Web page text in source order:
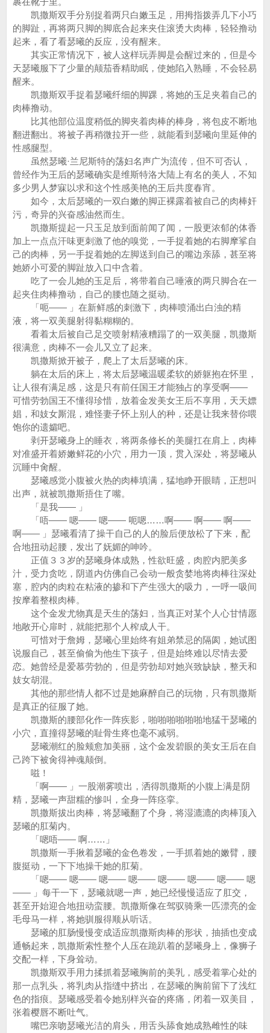
凯撒斯双手分别捉着两只白嫩玉足，用拇指拨弄几下小巧
的脚趾，再将两只脚的脚底合起来夹住滚烫大肉棒，轻轻撸动
起来，看了看瑟曦的反应，没有醒来。
其实正常情况下，被人这样玩弄脚是会醒过来的，但是今
天瑟曦服下了少量的颠茄香精助眠，使她陷入熟睡，不会轻易
醒来。
凯撒斯双手捉着瑟曦纤细的脚踝，将她的玉足夹着自己的
肉棒撸动。
比其他部位温度稍低的脚夹着肉棒的棒身，将包皮不断地
翻进翻出。将被子再稍微拉开一些，就能看到瑟曦向里延伸的
性感腿型。
虽然瑟曦·兰尼斯特的荡妇名声广为流传，但不可否认，
曾经作为王后的瑟曦确实是维斯特洛大陆上有名的美人，不知
多少男人梦寐以求和这个性感美艳的王后共度春宵。
如今，太后瑟曦的一双白嫩的脚正裸露着被自己的肉棒奸
污，奇异的兴奋感油然而生。
凯撒斯提起一只玉足放到面前闻了闻，一股更浓郁的体香
加上一点点汗味更刺激了他的嗅觉，一手捉着她的右脚摩挲自
己的肉棒，另一手捉着她的左脚送到自己的嘴边亲舔，甚至将
她娇小可爱的脚趾放入口中含着。
吃了一会儿她的玉足后，将带着自己唾液的两只脚合在一
起夹住肉棒撸动，自己的腰也随之挺动。
「呃—— 」在新鲜感的刺激下，肉棒喷涌出白浊的精
液，将一双美腿射得黏糊糊的。
看着太后被自己足交喷射精液糟蹋了的一双美腿，凯撒斯
很满意，肉棒不一会儿又立了起来。
凯撒斯掀开被子，爬上了太后瑟曦的床。
躺在太后的床上，将太后瑟曦温暖柔软的娇躯抱在怀里，
让人很有满足感，这是只有前任国王才能独占的享受啊——
可惜劳勃国王不懂得珍惜，放着金发美女王后不享用，天天嫖
娼，和妓女厮混，难怪妻子怀上别人的种，还是让我来替你喂
饱你的遗孀吧。
剥开瑟曦身上的睡衣，将两条修长的美腿扛在肩上，肉棒
对准盛开着娇嫩鲜花的小穴，用力一顶，贯入深处，将瑟曦从
沉睡中肏醒。
瑟曦感觉小腹被火热的肉棒填满，猛地睁开眼睛，正想叫
出声，就被凯撒斯捂住了嘴。
「是我—— 」
「唔—— 嗯—— 嗯—— 呃嗯……啊—— 啊—— 啊——
啊—— 」瑟曦看清了操干自己的人的脸后便放松了下来，配
合地扭动起腰，发出了妩媚的呻吟。
正值３３岁的瑟曦身体成熟，性欲旺盛，肉腔内肥美多
汁，受力贪吃，阴道内仿佛自己会动一般贪婪地将肉棒往深处
塞，腔内的肉粒在粘液的掺和下产生强大的吸力，一呼一吸间
按摩着整根肉棒。
这个金发尤物真是天生的荡妇，当真正对某个人心甘情愿
地敞开心扉时，就能把那个人榨成人干。
可惜对于詹姆，瑟曦心里始终有姐弟禁忌的隔阂，她试图
说服自己，甚至偷偷为他生下孩子，但是始终难以尽情去爱
恋。她曾经是爱慕劳勃的，但是劳勃却对她兴致缺缺，整天和
妓女胡混。
其他的那些情人都不过是她麻醉自己的玩物，只有凯撒斯
是真正的征服了她。
凯撒斯的腰部化作一阵疾影，啪啪啪啪啪啪地猛干瑟曦的
小穴，直撞得瑟曦的耻骨生疼也毫不减弱。
瑟曦潮红的脸颊愈加美丽，这个金发碧眼的美女王后在自
己跨下被肏得神魂颠倒。
嗞！
「啊—— 」一股潮雾喷出，洒得凯撒斯的小腹上满是阴
精，瑟曦一声甜糯的惨叫，全身一阵痉挛。
凯撒斯拔出肉棒，将瑟曦翻了个身，将湿漉漉的肉棒顶入
瑟曦的肛菊内。
「嗯唔—— 啊……」
凯撒斯一手揪着瑟曦的金色卷发，一手抓着她的嫩臂，腰
腹挺动，一下下地操干她的肛菊。
「嗯—— 嗯—— 嗯—— 嗯—— 嗯—— 嗯—— 嗯—— 嗯
—— 」每干一下，瑟曦就嗯一声，她已经慢慢适应了肛交，
甚至开始迎合地扭动蛮腰。凯撒斯像在驾驭骑乘一匹漂亮的金
毛母马一样，将她驯服得顺从听话。
瑟曦的肛肠慢慢变成适应凯撒斯肉棒的形状，抽插也变成
通畅起来，凯撒斯索性整个人压在跪趴着的瑟曦身上，像狮子
交配一样，下身耸动。
凯撒斯双手用力揉抓着瑟曦胸前的美乳，感受着掌心处的
那一点乳头，将乳肉从指缝中挤出，在瑟曦的胸前留下了浅红
色的指痕。瑟曦感受着令她别样兴奋的疼痛，闭着一双美目，
张着樱唇不断吐气。
嘴巴亲吻瑟曦光洁的肩头，用舌头舔食她成熟雌性的味